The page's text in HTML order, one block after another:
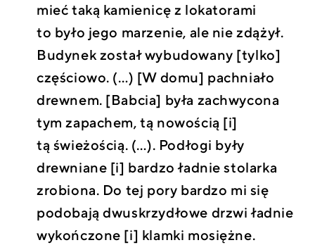
mieć taką kamienicę z lokatorami
to było jego marzenie, ale nie zdążył.
Budynek został wybudowany [tylko]
częściowo. (…) [W domu] pachniało
drewnem. [Babcia] była zachwycona
tym zapachem, tą nowością [i]
tą świeżością. (…). Podłogi były
drewniane [i] bardzo ładnie stolarka
zrobiona. Do tej pory bardzo mi się
podobają dwuskrzydłowe drzwi ładnie
wykończone [i] klamki mosiężne.